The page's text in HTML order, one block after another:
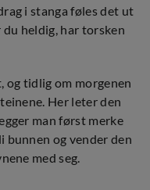
i stanga føles det ut
heldig, har torsken
og tidlig om morgenen
Her leter den
man først merke
bunnen og vender den
med seg.